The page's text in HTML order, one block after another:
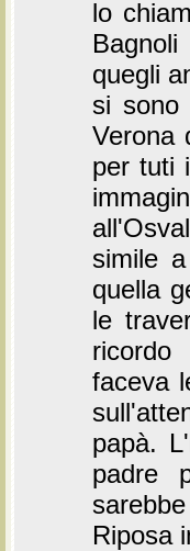
lo
quegli
si sono
Verona
per tuti
simile
quella
le
faceva
papà.
padre
Riposa